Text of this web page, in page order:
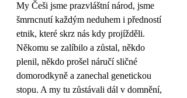
My Češi jsme prazvláštní národ, jsme
šmrncnutí každým neduhem i předností
etnik, které skrz nás kdy projížděli.
Někomu se zalíbilo a zůstal, někdo
plenil, někdo prošel náručí sličné
domorodkyně a zanechal genetickou
stopu. A my tu zůstávali dál v domnění,